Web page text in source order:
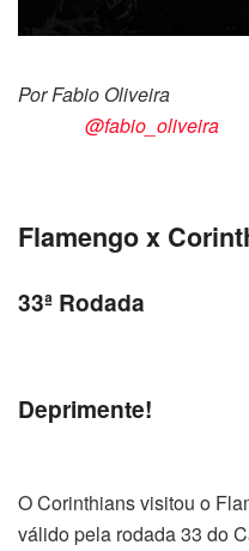
Por
@fabio_oliveira
Flamengo x
33ª Rodada
Deprimente!
O Corinthians visitou o
válido pela rodada 33 do